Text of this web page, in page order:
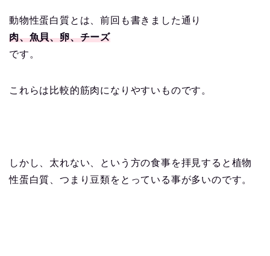
動物性蛋白質とは、前回も書きました通り
肉、魚貝、卵、チーズ
です。
これらは比較的筋肉になりやすいものです。
しかし、太れない、という方の食事を拝見すると植物
性蛋白質、つまり豆類をとっている事が多いのです。